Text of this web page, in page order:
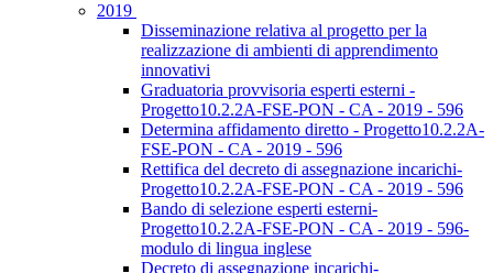
2019
Disseminazione relativa al progetto per la
realizzazione di ambienti di apprendimento
innovativi
Graduatoria provvisoria esperti esterni -
Progetto10.2.2A-FSE-PON - CA - 2019 - 596
Determina affidamento diretto - Progetto10.2.2A-
FSE-PON - CA - 2019 - 596
Rettifica del decreto di assegnazione incarichi-
Progetto10.2.2A-FSE-PON - CA - 2019 - 596
Bando di selezione esperti esterni-
Progetto10.2.2A-FSE-PON - CA - 2019 - 596-
modulo di lingua inglese
Decreto di assegnazione incarichi-